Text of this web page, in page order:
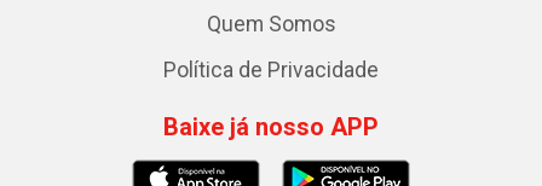
Quem Somos
Política de Privacidade
Baixe já nosso APP